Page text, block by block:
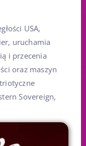
USA,
uruchamia
i przecenia
oraz maszyn
Sovereign,